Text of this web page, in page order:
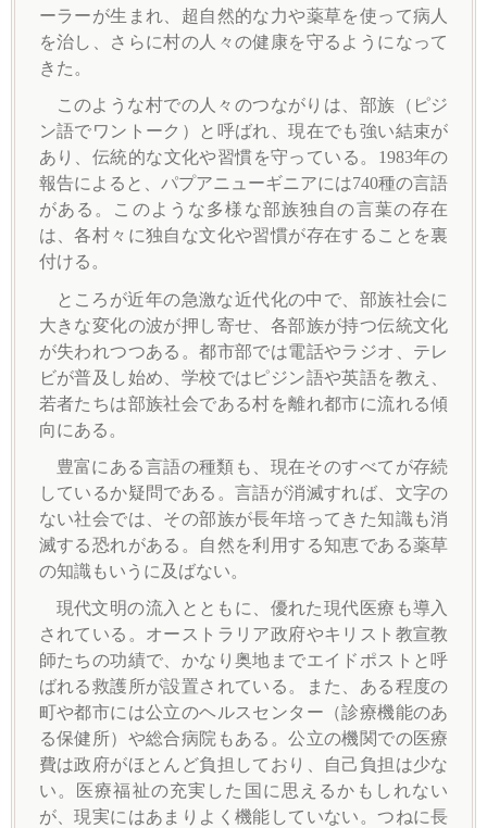
ーラーが生まれ、超自然的な力や薬草を使って病人
を治し、さらに村の人々の健康を守るようになって
きた。
このような村での人々のつながりは、部族（ピジ
ン語でワントーク）と呼ばれ、現在でも強い結束が
あり、伝統的な文化や習慣を守っている。1983年の
報告によると、パプアニューギニアには740種の言語
がある。このような多様な部族独自の言葉の存在
は、各村々に独自な文化や習慣が存在することを裏
付ける。
ところが近年の急激な近代化の中で、部族社会に
大きな変化の波が押し寄せ、各部族が持つ伝統文化
が失われつつある。都市部では電話やラジオ、テレ
ビが普及し始め、学校ではピジン語や英語を教え、
若者たちは部族社会である村を離れ都市に流れる傾
向にある。
豊富にある言語の種類も、現在そのすべてが存続
しているか疑問である。言語が消滅すれば、文字の
ない社会では、その部族が長年培ってきた知識も消
滅する恐れがある。自然を利用する知恵である薬草
の知識もいうに及ばない。
現代文明の流入とともに、優れた現代医療も導入
されている。オーストラリア政府やキリスト教宣教
師たちの功績で、かなり奥地までエイドポストと呼
ばれる救護所が設置されている。また、ある程度の
町や都市には公立のヘルスセンター（診療機能のあ
る保健所）や総合病院もある。公立の機関での医療
費は政府がほとんど負担しており、自己負担は少な
い。医療福祉の充実した国に思えるかもしれない
が、現実にはあまりよく機能していない。つねに長